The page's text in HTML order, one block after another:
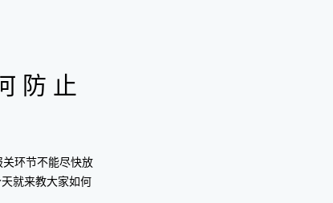
防止
环节不能尽快放
就来教大家如何